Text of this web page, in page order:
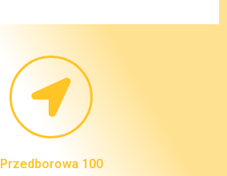
Przedborowa 100